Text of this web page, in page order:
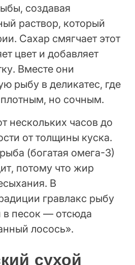
создавая
раствор, который
Сахар смягчает этот
цвет и добавляет
Вместе они
рыбу в деликатес, где
но сочным.
нескольких часов до
от толщины куска.
(богатая омега-3)
потому что жир
В
гравлакс рыбу
в песок — отсюда
лосось».
сухой